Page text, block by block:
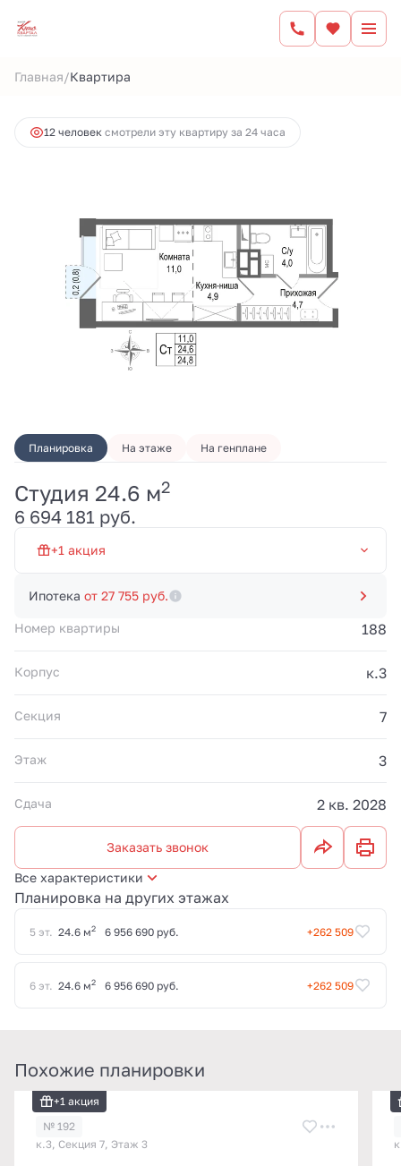
Главная/Квартира
Ипотекаот 27 755 руб.
12 человек смотрели эту квартиру за 24 часа
Планировка На этаже На генплане
Студия 24.6 м2
6 694 181 руб.
+1 акция
Первый взнос от 20% и
платежи 100 000 руб./
мес. до 20.03.2028.
действует до
31.08.2026.
Ипотека от 27 755 руб.
Номер квартиры 188
Корпус к.3
Секция 7
Этаж 3
Сдача 2 кв. 2028
Заказать звонок
Все характеристики
Планировка на других этажах
5 эт. 24.6 м2 6 956 690 руб. +262 509
6 эт. 24.6 м2 6 956 690 руб. +262 509
Похожие планировки
+1 акция
№ 192
к.3, Секция 7, Этаж 3